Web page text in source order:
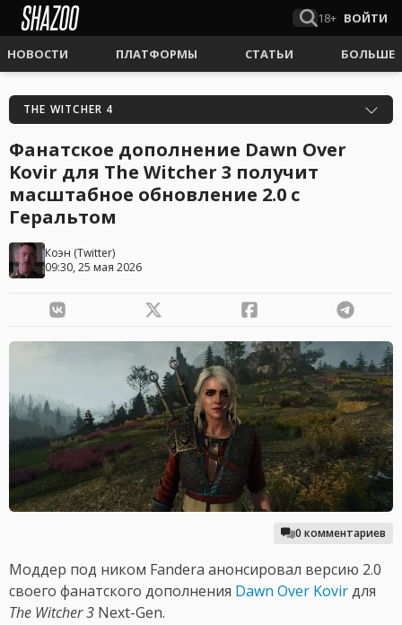
18+ ВОЙТИ
НОВОСТИ ПЛАТФОРМЫ СТАТЬИ БОЛЬШЕ
THE WITCHER 4
Фанатское дополнение Dawn Over
Kovir для The Witcher 3 получит
масштабное обновление 2.0 с
Геральтом
Коэн (Twitter)
09:30, 25 мая 2026
0 комментариев
Моддер под ником Fandera анонсировал версию 2.0
своего фанатского дополнения Dawn Over Kovirдля
The Witcher 3 Next-Gen.